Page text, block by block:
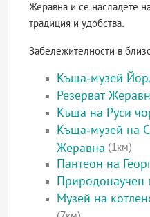
Жеравна и се насладете
традиция и удобства.
Забележителности в
Къща-музей
Резерват
Къща на Руси
Къща-музей на
Жеравна (1км)
Пантеон на
Природонаучен
Музей на